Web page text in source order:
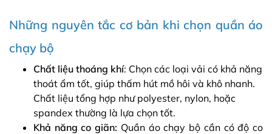
Những nguyên tắc cơ bản khi chọn quần áo
chạy bộ
Chất liệu thoáng khí: Chọn các loại vải có khả năng
thoát ẩm tốt, giúp thấm hút mồ hôi và khô nhanh.
Chất liệu tổng hợp như polyester, nylon, hoặc
spandex thường là lựa chọn tốt.
Khả năng co giãn: Quần áo chạy bộ cần có độ co